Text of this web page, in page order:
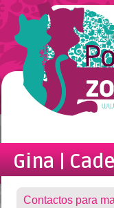
Gina |
Contactos para